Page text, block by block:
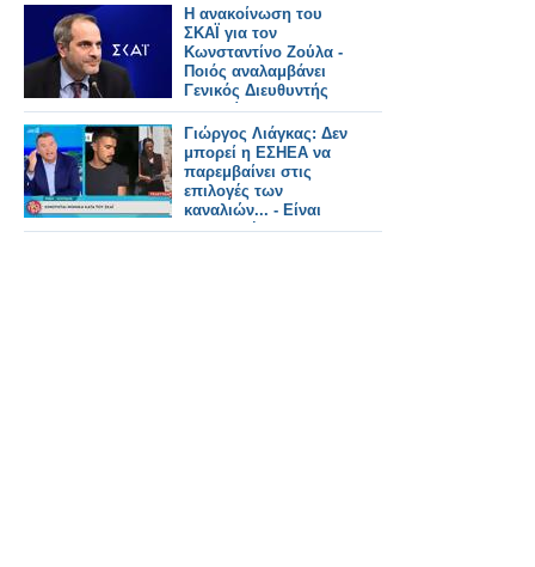
Η ανακοίνωση του
ΣΚΑΪ για τον
Κωνσταντίνο Ζούλα -
Ποιός αναλαμβάνει
Γενικός Διευθυντής
του ομίλου;
Γιώργος Λιάγκας: Δεν
μπορεί η ΕΣΗΕΑ να
παρεμβαίνει στις
επιλογές των
καναλιών... - Είναι
διευθυντής